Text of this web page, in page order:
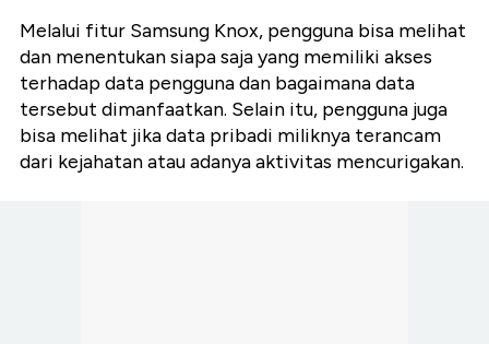
Melalui fitur Samsung Knox, pengguna bisa melihat
dan menentukan siapa saja yang memiliki akses
terhadap data pengguna dan bagaimana data
tersebut dimanfaatkan. Selain itu, pengguna juga
bisa melihat jika data pribadi miliknya terancam
dari kejahatan atau adanya aktivitas mencurigakan.